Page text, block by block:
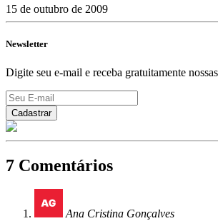
15 de outubro de 2009
Newsletter
Digite seu e-mail e receba gratuitamente
7 Comentários
Ana Cristina Gonçalves